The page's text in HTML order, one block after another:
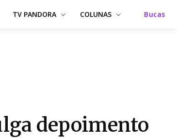
TV PANDORA COLUNAS Bucas
depoimento